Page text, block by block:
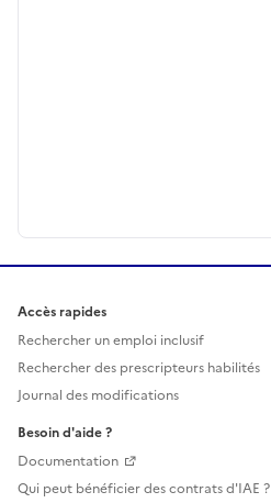
Accès rapides
Rechercher un emploi inclusif
Rechercher des prescripteurs habilités
Journal des modifications
Besoin d'aide ?
Documentation
Qui peut bénéficier des contrats d'IAE ?